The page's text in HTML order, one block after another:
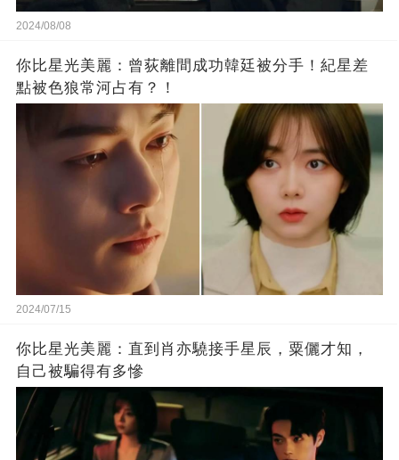
2024/08/08
你比星光美麗：曾荻離間成功韓廷被分手！紀星差
點被色狼常河占有？！
2024/07/15
你比星光美麗：直到肖亦驍接手星辰，粟儷才知，
自己被騙得有多慘